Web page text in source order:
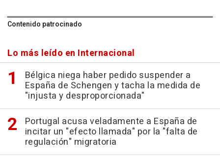
Contenido patrocinado
Lo más leído en Internacional
Bélgica niega haber pedido suspender a
España de Schengen y tacha la medida de
"injusta y desproporcionada"
Portugal acusa veladamente a España de
incitar un "efecto llamada" por la "falta de
regulación" migratoria